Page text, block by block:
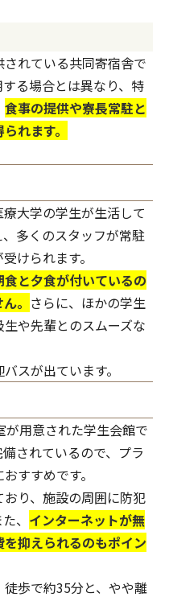
れている共同寄宿舎で
る場合とは異なり、特
食事の提供や寮長常駐と
れます。
大学の学生が生活して
多くのスタッフが常駐
けられます。
と夕食が付いているの
。 さらに、ほかの学生
や先輩とのスムーズな
スが出ています。
が用意された学生会館で
されているので、プラ
すすめです。
り、施設の周囲に防犯
、 インターネットが無
抑えられるのもポイン
歩で約35分と、やや離